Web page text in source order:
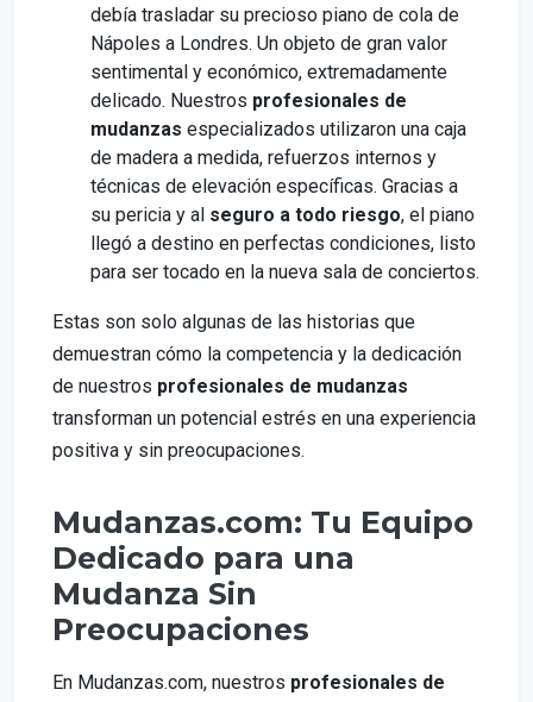
debía trasladar su precioso piano de cola de
Nápoles a Londres. Un objeto de gran valor
sentimental y económico, extremadamente
delicado. Nuestros profesionales de
mudanzas especializados utilizaron una caja
de madera a medida, refuerzos internos y
técnicas de elevación específicas. Gracias a
su pericia y al seguro a todo riesgo, el piano
llegó a destino en perfectas condiciones, listo
para ser tocado en la nueva sala de conciertos.
Estas son solo algunas de las historias que
demuestran cómo la competencia y la dedicación
de nuestros profesionales de mudanzas
transforman un potencial estrés en una experiencia
positiva y sin preocupaciones.
Mudanzas.com: Tu Equipo
Dedicado para una
Mudanza Sin
Preocupaciones
En Mudanzas.com, nuestros profesionales de